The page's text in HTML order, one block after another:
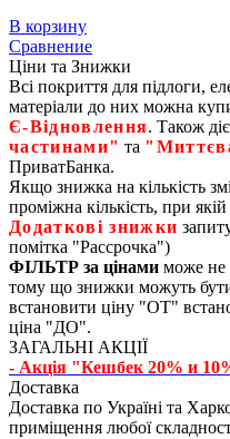
В корзину
Сравнение
Ціни та Знижки
Всі покриття для підлоги,
матеріали до них можна
Є‑Відновлення. Також
частинами" та
ПриватБанка.
Якщо знижка на кількість
проміжна кількість, при
Додаткові знижки
помітка "Рассрочка")
ФІЛЬТР за цінами може не
тому що знижки можуть
встановити ціну "ОТ"
ціна "ДО".
ЗАГАЛЬНІ АКЦІЇ
- Акція "Кешбек 20% и
Доставка
Доставка по Україні та
приміщення любої